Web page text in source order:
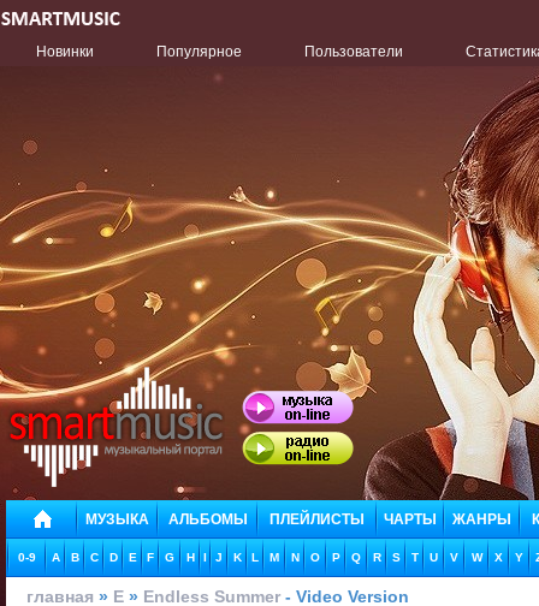
Новинки Популярное Пользователи
МУЗЫКА АЛЬБОМЫ ПЛЕЙЛИСТЫ ЧАРТЫ ЖАНРЫ
0-9 A B C D E F G H I J K L M N O P Q R S T U V W X Y
главная » E » Endless Summer - Video Version